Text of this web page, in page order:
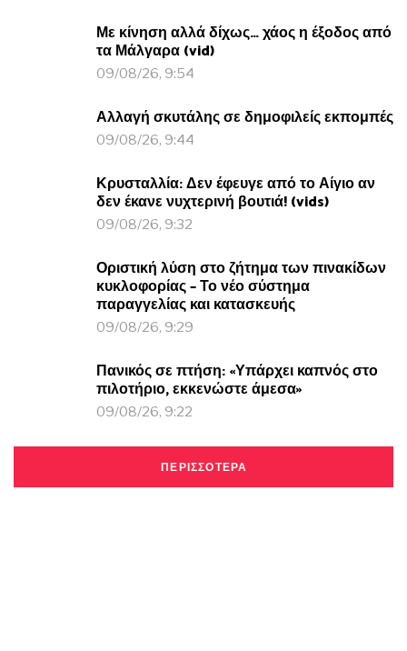
Με κίνηση αλλά δίχως… χάος η έξοδος από
τα Μάλγαρα (vid)
09/08/26, 9:54
Αλλαγή σκυτάλης σε δημοφιλείς εκπομπές
09/08/26, 9:44
Κρυσταλλία: Δεν έφευγε από το Αίγιο αν
δεν έκανε νυχτερινή βουτιά! (vids)
09/08/26, 9:32
Οριστική λύση στο ζήτημα των πινακίδων
κυκλοφορίας – Το νέο σύστημα
παραγγελίας και κατασκευής
09/08/26, 9:29
Πανικός σε πτήση: «Υπάρχει καπνός στο
πιλοτήριο, εκκενώστε άμεσα»
09/08/26, 9:22
ΠΕΡΙΣΣΟΤΕΡΑ